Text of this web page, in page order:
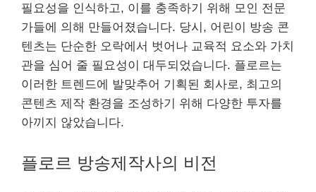
필요성을 인식하고, 이를 충족하기 위해 모인 전문
가들에 의해 만들어졌습니다. 당시, 어린이 방송 콘
텐츠는 단순한 오락에서 벗어나 교육적 요소와 가치
관을 심어 줄 필요성이 대두되었습니다. 플로르는
이러한 트렌드에 발맞추어 기획된 회사로, 최고의
콘텐츠 제작 환경을 조성하기 위해 다양한 투자를
아끼지 않았습니다.
플로르 방송제작사의 비전